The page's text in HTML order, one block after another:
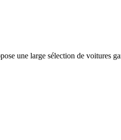
une large sélection de voitures